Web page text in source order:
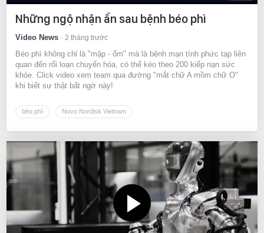
Những ngộ nhận ẩn sau bệnh béo phì
Video News 2 tháng trước
Béo phì không chỉ là "mập - ốm" mà là bệnh mạn tính phức tạp liên
quan đến rối loạn chuyển hóa, có thể kéo theo 200 kiếp nạn sức
khỏe. Click video xem team qua đường "mắt chữ A mồm chữ O"
khi biết sự thật bất ngờ này!
béo phì Novo Nordisk Vietnam